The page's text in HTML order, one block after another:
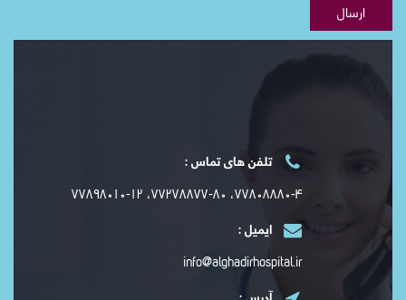
تلفن های تماس :
۷۷۸۰۸۸۸۰-۴، ۷۷۲۷۸۸۷۷-۸۰، ۷۷۸۹۸۰۱۰-۱۲
ایمیل :
info@alghadirhospital.ir